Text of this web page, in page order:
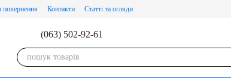
повернення Контакти Статті та огляди
(063) 502-92-61